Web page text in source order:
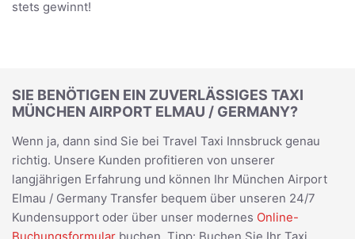
stets gewinnt!
SIE BENÖTIGEN EIN ZUVERLÄSSIGES TAXI
MÜNCHEN AIRPORT ELMAU / GERMANY?
Wenn ja, dann sind Sie bei Travel Taxi Innsbruck genau
richtig. Unsere Kunden profitieren von unserer
langjährigen Erfahrung und können Ihr München Airport
Elmau / Germany Transfer bequem über unseren 24/7
Kundensupport oder über unser modernes Online-